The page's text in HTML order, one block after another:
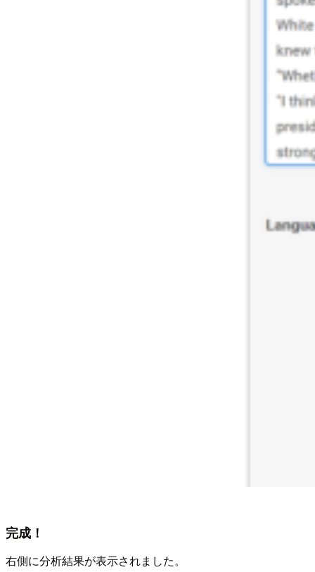
完成！
右側に分析結果が表示されました。